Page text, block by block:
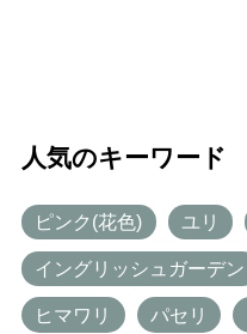
人気のキーワード
ピンク(花色) ユリ
イングリッシュガーデン
ヒマワリ パセリ